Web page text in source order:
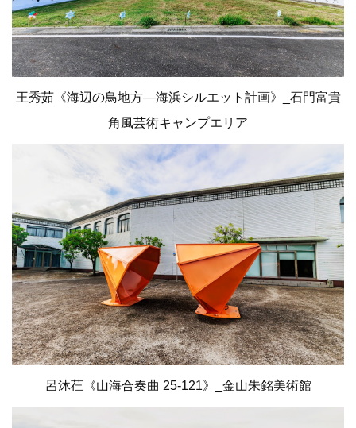
王秀茹《海辺の鳥地方—海浜シルエット計画》_石門富貴
角風芸術キャンプエリア
呂沐芢《山海合奏曲 25-121》_金山朱銘美術館